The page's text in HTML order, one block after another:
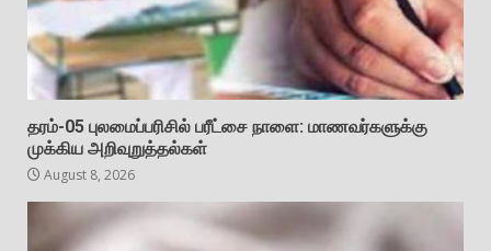
தரம்-05 புலமைப்பரிசில் பரீட்சை நாளை: மாணவர்களுக்கு
முக்கிய அறிவுறுத்தல்கள்
August 8, 2026